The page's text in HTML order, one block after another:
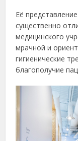
Её
существенно
медицинского
мрачной и
гигиенические
благополучие